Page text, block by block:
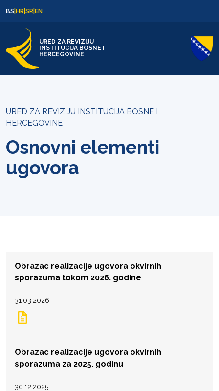
BS|HR|SR|EN
URED ZA REVIZIJU
INSTITUCIJA BOSNE I
HERCEGOVINE
URED ZA REVIZIJU INSTITUCIJA BOSNE I
HERCEGOVINE
Osnovni elementi
ugovora
Obrazac realizacije ugovora okvirnih
sporazuma tokom 2026. godine
31.03.2026.
Obrazac realizacije ugovora okvirnih
sporazuma za 2025. godinu
30.12.2025.